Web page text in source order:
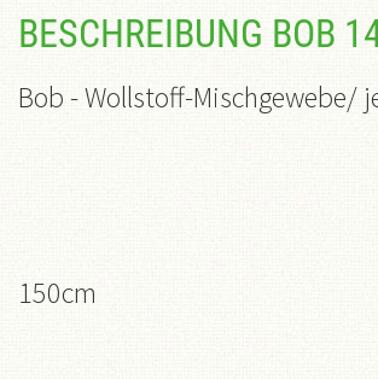
BESCHREIBUNG BOB
Bob - Wollstoff-Mischgewebe/
150cm